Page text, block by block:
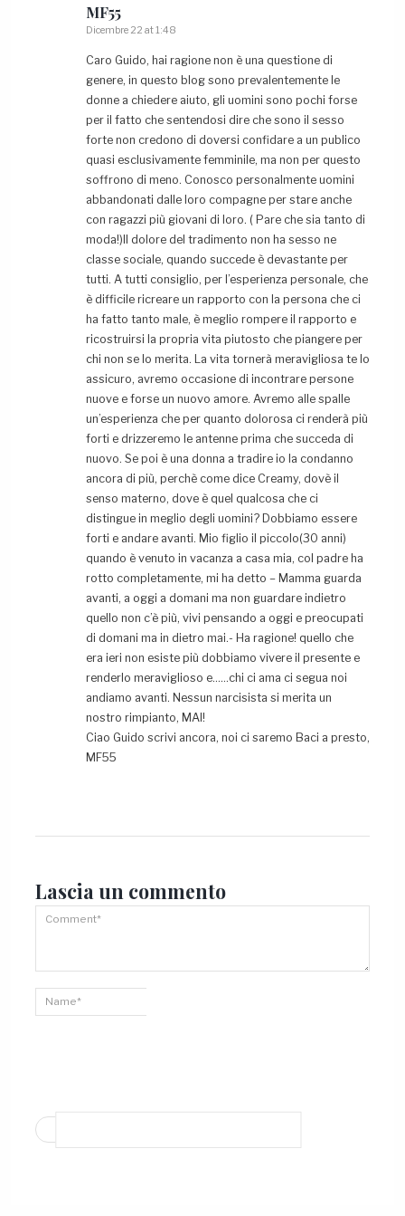
MF55
Dicembre 22 at 1:48
Caro Guido, hai ragione non è una questione di
genere, in questo blog sono prevalentemente le
donne a chiedere aiuto, gli uomini sono pochi forse
per il fatto che sentendosi dire che sono il sesso
forte non credono di doversi confidare a un publico
quasi esclusivamente femminile, ma non per questo
soffrono di meno. Conosco personalmente uomini
abbandonati dalle loro compagne per stare anche
con ragazzi più giovani di loro. ( Pare che sia tanto di
moda!)Il dolore del tradimento non ha sesso ne
classe sociale, quando succede è devastante per
tutti. A tutti consiglio, per l’esperienza personale, che
è difficile ricreare un rapporto con la persona che ci
ha fatto tanto male, è meglio rompere il rapporto e
ricostruirsi la propria vita piutosto che piangere per
chi non se lo merita. La vita tornerà meravigliosa te lo
assicuro, avremo occasione di incontrare persone
nuove e forse un nuovo amore. Avremo alle spalle
un’esperienza che per quanto dolorosa ci renderà più
forti e drizzeremo le antenne prima che succeda di
nuovo. Se poi è una donna a tradire io la condanno
ancora di più, perchè come dice Creamy, dovè il
senso materno, dove è quel qualcosa che ci
distingue in meglio degli uomini? Dobbiamo essere
forti e andare avanti. Mio figlio il piccolo(30 anni)
quando è venuto in vacanza a casa mia, col padre ha
rotto completamente, mi ha detto – Mamma guarda
avanti, a oggi a domani ma non guardare indietro
quello non c’è più, vivi pensando a oggi e preocupati
di domani ma in dietro mai.- Ha ragione! quello che
era ieri non esiste più dobbiamo vivere il presente e
renderlo meraviglioso e……chi ci ama ci segua noi
andiamo avanti. Nessun narcisista si merita un
nostro rimpianto, MAI!
Ciao Guido scrivi ancora, noi ci saremo Baci a presto,
MF55
Lascia un commento